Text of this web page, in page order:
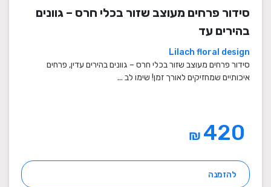
סידור פרחים מעוצב שזור בכלי חרס – גוונים
בהירים עד
Lilach floral design
סידור פרחים מעוצב שזור בכלי חרס – גוונים בהירים עדין, פרחים
איכותיים שמחזיקים לאורך זמן! שימו לב ...
₪
להזמנה